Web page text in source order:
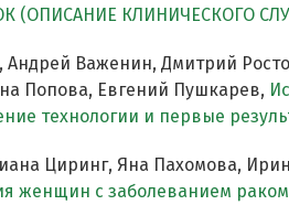
(ОПИСАНИЕ КЛИНИЧЕСКОГО
Андрей Важенин, Дмитрий
Попова, Евгений Пушкарев,
технологии и первые
Циринг, Яна Пахомова,
женщин с заболеванием